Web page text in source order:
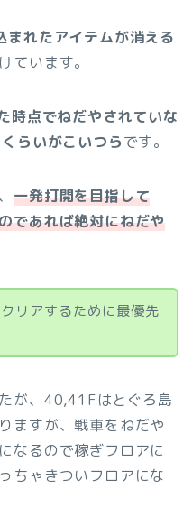
まれたアイテムが消える
ています。
時点でねだやされていな
らいがこいつらです。
一発打開を目指して
であれば絶対にねだや
リアするために最優先
が、40,41Fはとぐろ島
ますが、戦車をねだや
なるので稼ぎフロアに
ちゃきついフロアにな